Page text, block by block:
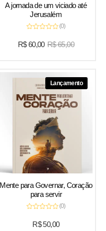
A jornada de um viciado até
Jerusalém
0
de
(0)
R$65,00
R$60,00
Lançamento
Mente para Governar, Coração
para servir
(0)
R$50,00